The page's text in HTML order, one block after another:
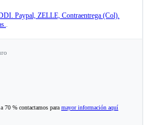
Paypal, ZELLE, Contraentrega (Col).
.
70 % contactamos para mayor información aquí